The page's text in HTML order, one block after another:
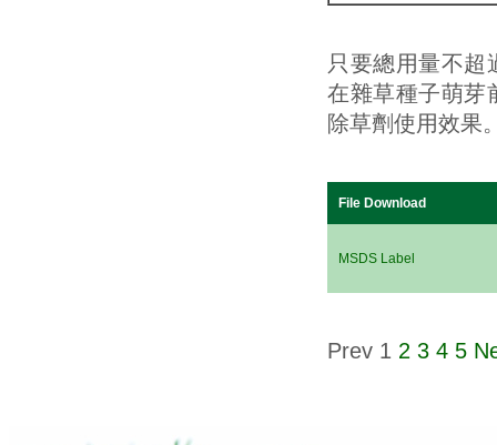
只要總用量不超
在雜草種子萌芽
除草劑使用效果
File Download
MSDS Label
Prev 1 2 3 4 5